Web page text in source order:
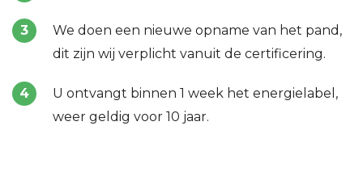
We doen een nieuwe opname van het pand,
dit zijn wij verplicht vanuit de certificering.
U ontvangt binnen 1 week het energielabel,
weer geldig voor 10 jaar.